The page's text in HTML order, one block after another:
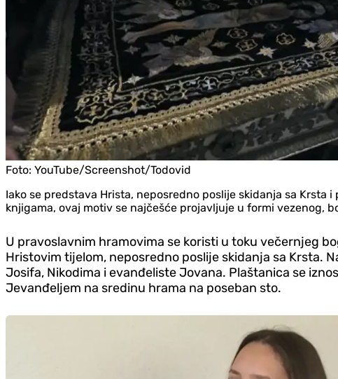
Foto: YouTube/Screenshot/Todovid
Iako se predstava Hrista, neposredno poslije skidanja sa
knjigama, ovaj motiv se najčešće projavljuje u formi vezenog,
U pravoslavnim hramovima se koristi u toku večernjeg
Hristovim tijelom, neposredno poslije skidanja sa Krsta.
Josifa, Nikodima i evanđeliste Jovana. Plaštanica se
Jevanđeljem na sredinu hrama na poseban sto.